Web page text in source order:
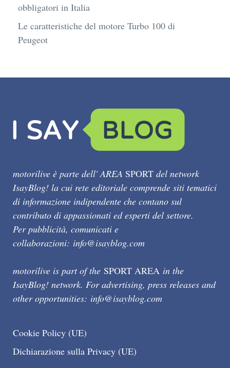
obbligatori in Italia
Le caratteristiche del motore Turbo 100 di
Peugeot
motorilive è parte dell' AREA SPORT del network
IsayBlog! la cui rete editoriale comprende siti tematici
di informazione indipendente che contano sul
contributo di appassionati ed esperti del settore.
Per pubblicità, comunicati e
collaborazioni: info@isayblog.com
motorilive is part of the SPORT AREA in the
IsayBlog! network. For advertising, press releases and
other opportunities: info@isayblog.com
Cookie Policy (UE)
Dichiarazione sulla Privacy (UE)